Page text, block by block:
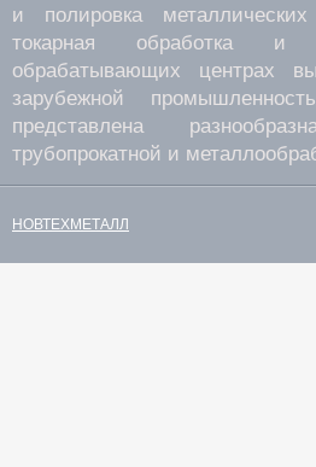
и полировка металлических
токарная обработка и
обрабатывающих центрах
зарубежной
представлена
трубопрокатной и
НОВТЕХМЕТАЛЛ